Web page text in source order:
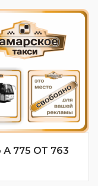
А 775 ОТ 763